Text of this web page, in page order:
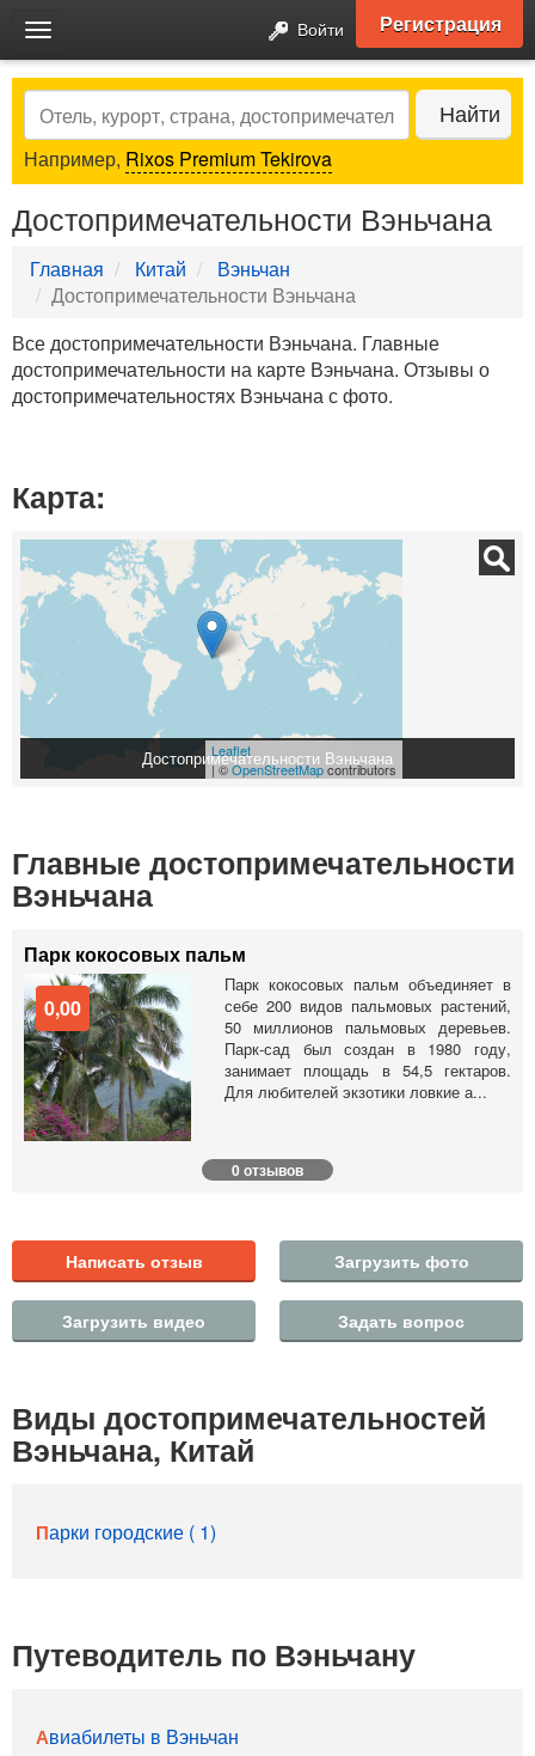
Toggle
navigation
Войти Регистрация
Search Найти
Например, Rixos Premium Tekirova
Достопримечательности Вэньчана
Главная Китай
Вэньчан
Достопримечательности Вэньчана
Все достопримечательности Вэньчана. Главные
достопримечательности на карте Вэньчана. Отзывы о
достопримечательностях Вэньчана с фото.
Карта:
Leaflet
| ©OpenStreetMapcontributors
Достопримечательности Вэньчана
Главные достопримечательности
Вэньчана
Парк кокосовых пальм
0,00
Парк кокосовых пальм объединяет в
себе 200 видов пальмовых растений,
50 миллионов пальмовых деревьев.
Парк-сад был создан в 1980 году,
занимает площадь в 54,5 гектаров.
Для любителей экзотики ловкие а...
0 отзывов
Написать отзыв Загрузить фото
Загрузить видео Задать вопрос
Виды достопримечательностей
Вэньчана, Китай
Парки городские ( 1)
Путеводитель по Вэньчану
Авиабилеты в Вэньчан